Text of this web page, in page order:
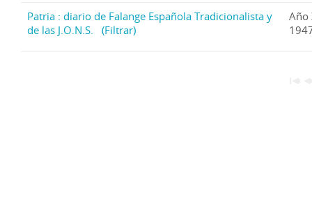
Patria : diario de Falange Española Tradicionalista y
de las J.O.N.S.
(Filtrar)
Año